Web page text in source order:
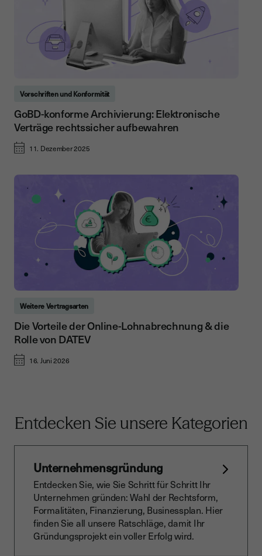
Vorschriften und Konformität
GoBD-konforme Archivierung: Elektronische
Verträge rechtssicher aufbewahren
11. Dezember 2025
Weitere Vertragsarten
Die Vorteile der Online-Lohnabrechnung & die
Rolle von DATEV
16. Juni 2026
Entdecken Sie unsere Kategorien
Unternehmensgründung
Entdecken Sie, wie Sie Schritt für Schritt Ihr
Unternehmen gründen: Wahl der Rechtsform,
Formalitäten, Finanzierung, Businessplan. Hier
finden Sie all unsere Ratschläge, damit Ihr
Gründungsprojekt ein voller Erfolg wird.